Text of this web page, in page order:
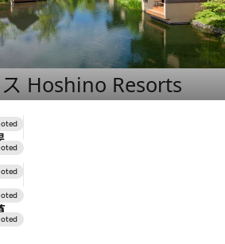
Hoshino Resorts